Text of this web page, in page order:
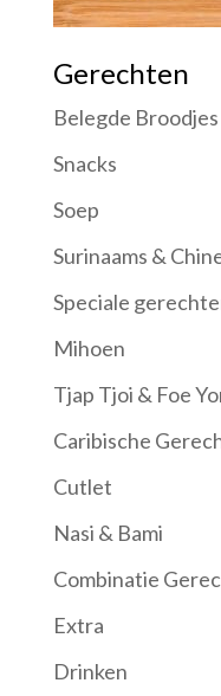
Gerechten
Belegde Broodjes
Snacks
Soep
Surinaams &
Speciale
Mihoen
Tjap Tjoi & Foe
Caribische
Cutlet
Nasi & Bami
Combinatie
Extra
Drinken